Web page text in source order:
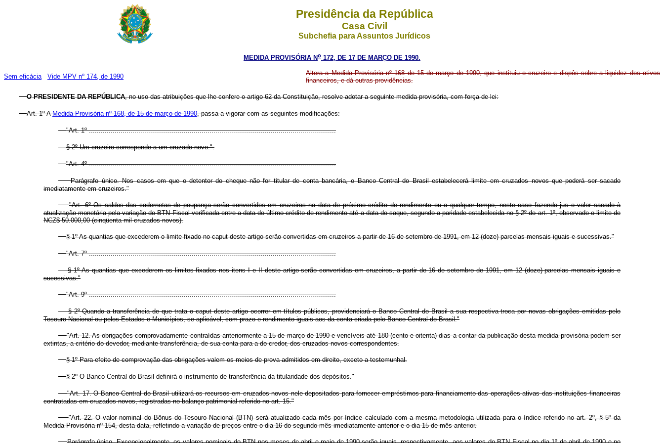
Presidência da República
Casa Civil
Subchefia para Assuntos Jurídicos
MEDIDA PROVISÓRIA No 172, DE 17 DE MARÇO DE 1990.
Sem eficácia Vide MPV nº 174, de 1990
Altera a Medida Provisória nº 168 de 15 de março de 1990, que instituiu o cruzeiro e dispôs sobre a liquidez dos ativos
financeiros, e dá outras providências.
O PRESIDENTE DA REPÚBLICA, no uso das atribuições que lhe confere o artigo 62 da Constituição, resolve adotar a seguinte medida provisória, com força de lei:
Art. 1º AMedida Provisória nº 168, de 15 de março de 1990, passa a vigorar com as seguintes modificações:
"Art. 1º .............................................................................................................................
§ 2º Um cruzeiro corresponde a um cruzado novo.".
"Art. 4º .............................................................................................................................
Parágrafo único. Nos casos em que o detentor do cheque não for titular de conta bancária, o Banco Central do Brasil estabelecerá limite em cruzados novos que poderá ser sacado
imediatamente em cruzeiros."
"Art. 6º Os saldos das cadernetas de poupança serão convertidos em cruzeiros na data do próximo crédito de rendimento ou a qualquer tempo, neste caso fazendo jus o valor sacado à
atualização monetária pela variação do BTN Fiscal verificada entre a data do último crédito de rendimento até a data do saque, segundo a paridade estabelecida no § 2º do art. 1º, observado o limite de
NCZ$ 50.000,00 (cinqüenta mil cruzados novos).
§ 1º As quantias que excederem o limite fixado no caput deste artigo serão convertidas em cruzeiros a partir de 16 de setembro de 1991, em 12 (doze) parcelas mensais iguais e sucessivas."
"Art. 7º .............................................................................................................................
§ 1º As quantias que excederem os limites fixados nos itens I e II deste artigo serão convertidas em cruzeiros, a partir de 16 de setembro de 1991, em 12 (doze) parcelas mensais iguais e
sucessivas."
"Art. 9º .............................................................................................................................
§ 2º Quando a transferência de que trata o caput deste artigo ocorrer em títulos públicos, providenciará o Banco Central do Brasil a sua respectiva troca por novas obrigações emitidas pelo
Tesouro Nacional ou pelos Estados e Municípios, se aplicável, com prazo e rendimento iguais aos da conta criada pelo Banco Central do Brasil."
"Art. 12. As obrigações comprovadamente contraídas anteriormente a 15 de março de 1990 e vencíveis até 180 (cento e oitenta) dias a contar da publicação desta medida provisória podem ser
extintas, a critério do devedor, mediante transferência, de sua conta para a do credor, dos cruzados novos correspondentes.
§ 1º Para efeito de comprovação das obrigações valem os meios de prova admitidos em direito, exceto a testemunhal.
§ 2º O Banco Central do Brasil definirá o instrumento de transferência da titularidade dos depósitos."
"Art. 17. O Banco Central do Brasil utilizará os recursos em cruzados novos nele depositados para fornecer empréstimos para financiamento das operações ativas das instituições financeiras
contratadas em cruzados novos, registradas no balanço patrimonial referido no art. 15."
"Art. 22. O valor nominal do Bônus do Tesouro Nacional (BTN) será atualizado cada mês por índice calculado com a mesma metodologia utilizada para o índice referido no art. 2º, § 5º da
Medida Provisória nº 154, desta data, refletindo a variação de preços entre o dia 16 do segundo mês imediatamente anterior e o dia 15 de mês anterior.